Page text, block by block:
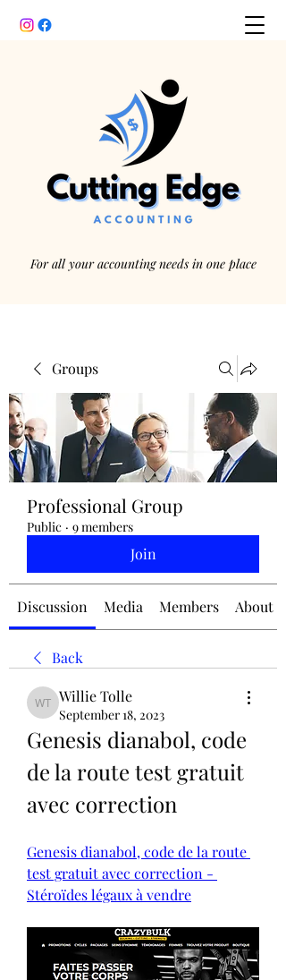
For all your accounting needs in one place
jennifermcchesney@yahoo.com
(604) 445-2082
Groups
Professional Group
Public · 9 members
Join
Discussion Media Members About
Back
Willie Tolle
Willie Tolle
September 18, 2023
Genesis dianabol, code
de la route test gratuit
avec correction
Genesis dianabol, code de la route
test gratuit avec correction -
Stéroïdes légaux à vendre